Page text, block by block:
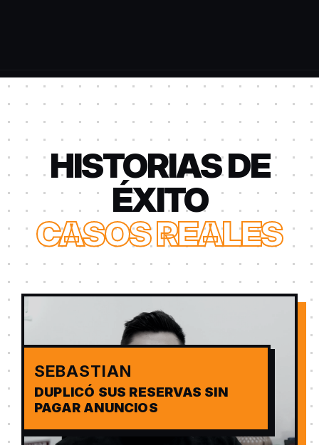
HISTORIAS DE
ÉXITO
CASOS REALES
SEBASTIAN
DUPLICÓ SUS RESERVAS SIN
PAGAR ANUNCIOS